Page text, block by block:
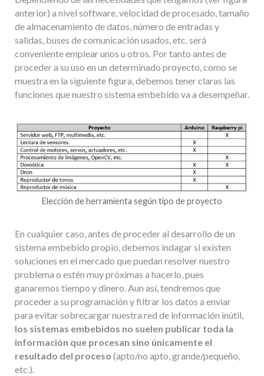
anterior) a nivel software, velocidad de procesado, tamaño
de almacenamiento de datos, número de entradas y
salidas, buses de comunicación usados, etc. será
conveniente emplear unos u otros. Por tanto antes de
proceder a su uso en un determinado proyecto, como se
muestra en la siguiente figura, debemos tener claras las
funciones que nuestro sistema embebido va a desempeñar.
Elección de herramienta según tipo de proyecto
En cualquier caso, antes de proceder al desarrollo de un
sistema embebido propio, debemos indagar si existen
soluciones en el mercado que puedan resolver nuestro
problema o estén muy próximas a hacerlo, pues
ganaremos tiempo y dinero. Aun así, tendremos que
proceder a su programación y filtrar los datos a enviar
para evitar sobrecargar nuestra red de información inútil,
los sistemas embebidos no suelen publicar toda la
información que procesan sino únicamente el
resultado del proceso (apto/no apto, grande/pequeño,
etc.).